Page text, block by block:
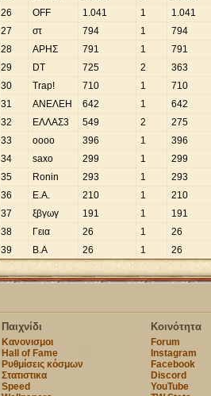
26
OFF 1.041 1 1.041
27
στ 794 1 794
28
ΑΡΗΣ 791 1 791
29
DT 725 2 363
30
Trap! 710 1 710
31
ΑΝΕΛΕΗ 642 1 642
32
ΕΛΛΑΣ3 549 2 275
33
oooo 396 1 396
34
saxo 299 1 299
35
Ronin 293 1 293
36
Ε.Α. 210 1 210
37
ξβγωγ 191 1 191
38
Γεια 26 1 26
39
Β.Α 26 1 26
Παιχνίδι
Κανονισμοι
Hall of Fame
Ρυθμίσεις κόσμων
Στατιστικα
Speed
Κοινότητα
Forum
Instagram
Facebook
Discord
YouTube